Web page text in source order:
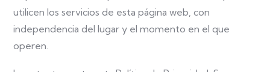
utilicen los servicios de esta página web, con
independencia del lugar y el momento en el que
operen.